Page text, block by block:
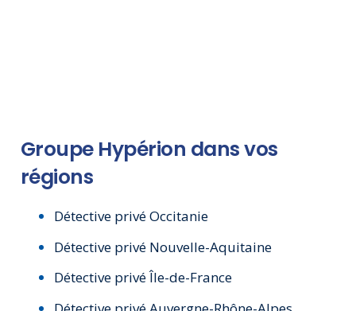
Groupe Hypérion dans vos
régions
Détective privé Occitanie
Détective privé Nouvelle-Aquitaine
Détective privé Île-de-France